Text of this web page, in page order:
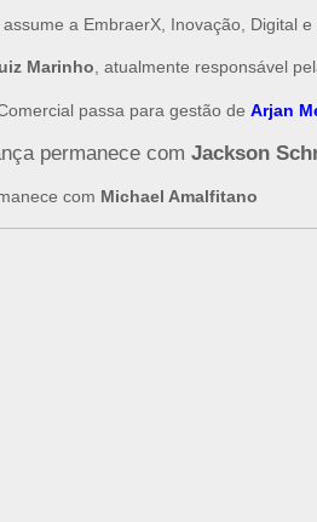
assume a EmbraerX, Inovação, Digital
Marinho, atualmente responsável
passa para gestão de Arjan
permanece com Jackson
com Michael Amalfitano